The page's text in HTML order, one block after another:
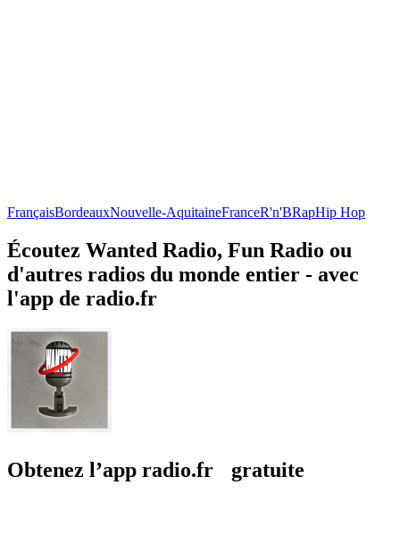
FrançaisBordeauxNouvelle-AquitaineFranceR'n'BRapHip Hop
Écoutez Wanted Radio, Fun Radio ou
d'autres radios du monde entier - avec
l'app de radio.fr
Obtenez l’app radio.fr gratuite